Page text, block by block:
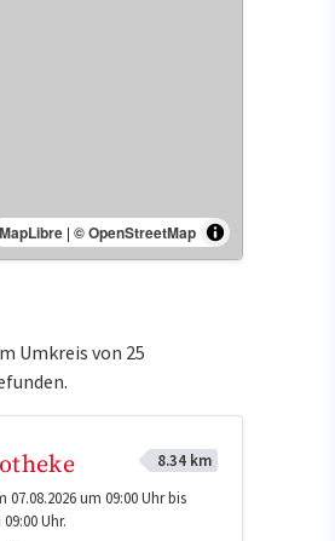
MapLibre | © OpenStreetMap
Umkreis von 25
8.34 km
um 09:00 Uhr bis
Uhr.